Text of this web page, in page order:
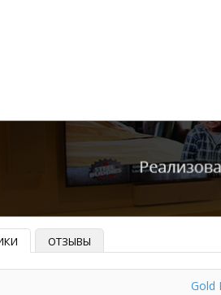
ОТЗЫВЫ
Gold